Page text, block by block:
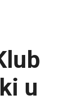
u